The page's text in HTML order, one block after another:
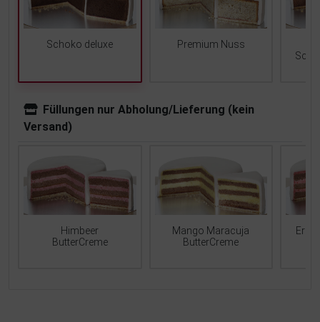
Schoko deluxe
Premium Nuss
Füllungen nur Abholung/Lieferung (kein
Versand)
Himbeer
ButterCreme
Mango Maracuja
ButterCreme